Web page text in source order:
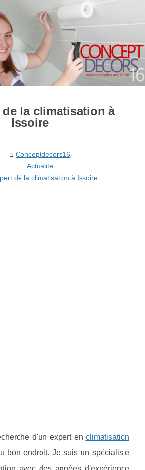
de la climatisation à
Issoire
Conceptdecors16
Actualité
de la climatisation à Issoire
d'un expert en climatisation
bon endroit. Je suis un spécialiste